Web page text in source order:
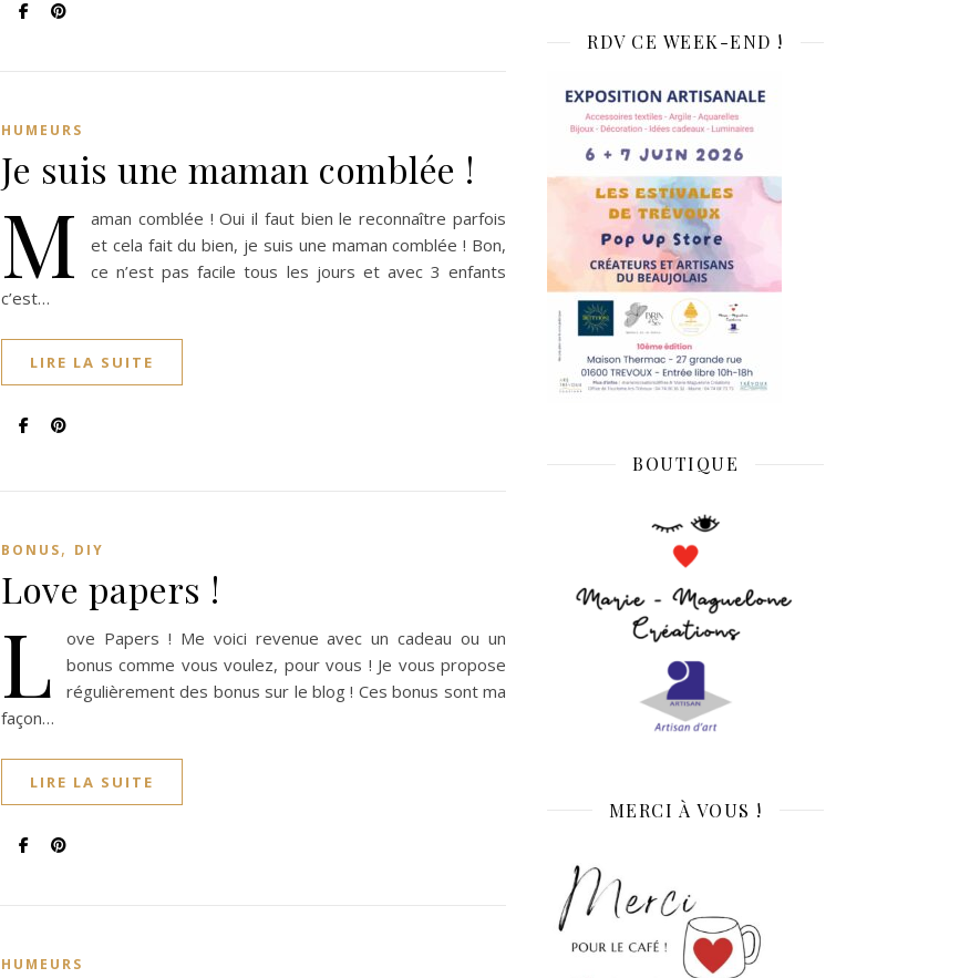
HUMEURS
Je suis une maman comblée !
M
aman comblée ! Oui il faut bien le reconnaître parfois
et cela fait du bien, je suis une maman comblée ! Bon,
ce n’est pas facile tous les jours et avec 3 enfants
c’est…
LIRE LA SUITE
BONUS, DIY
Love papers !
L
ove Papers ! Me voici revenue avec un cadeau ou un
bonus comme vous voulez, pour vous ! Je vous propose
régulièrement des bonus sur le blog ! Ces bonus sont ma
façon…
LIRE LA SUITE
HUMEURS
RDV CE WEEK-END !
BOUTIQUE
MERCI À VOUS !